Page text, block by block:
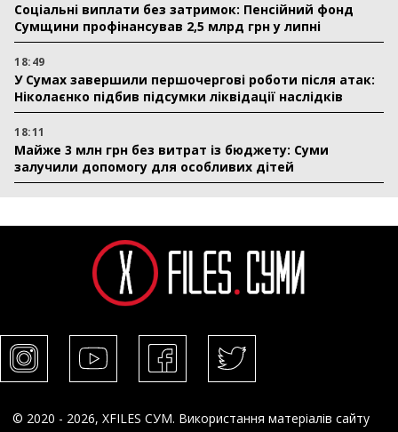
Соціальні виплати без затримок: Пенсійний фонд
Сумщини профінансував 2,5 млрд грн у липні
18:49
У Сумах завершили першочергові роботи після атак:
Ніколаєнко підбив підсумки ліквідації наслідків
18:11
Майже 3 млн грн без витрат із бюджету: Суми
залучили допомогу для особливих дітей
© 2020 - 2026, XFILES СУМ. Використання матеріалів сайту